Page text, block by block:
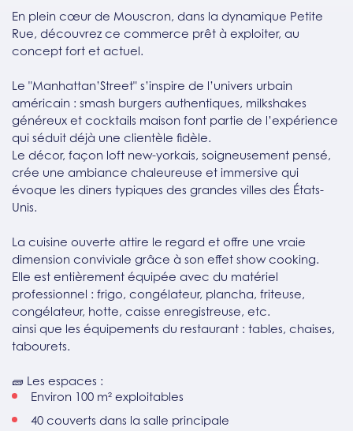
En plein cœur de Mouscron, dans la dynamique Petite
Rue, découvrez ce commerce prêt à exploiter, au
concept fort et actuel.
Le "Manhattan’Street" s’inspire de l’univers urbain
américain : smash burgers authentiques, milkshakes
généreux et cocktails maison font partie de l’expérience
qui séduit déjà une clientèle fidèle.
Le décor, façon loft new-yorkais, soigneusement pensé,
crée une ambiance chaleureuse et immersive qui
évoque les diners typiques des grandes villes des États-
Unis.
La cuisine ouverte attire le regard et offre une vraie
dimension conviviale grâce à son effet show cooking.
Elle est entièrement équipée avec du matériel
professionnel : frigo, congélateur, plancha, friteuse,
congélateur, hotte, caisse enregistreuse, etc.
ainsi que les équipements du restaurant : tables, chaises,
tabourets.
🧱 Les espaces :
Environ 100 m² exploitables
40 couverts dans la salle principale